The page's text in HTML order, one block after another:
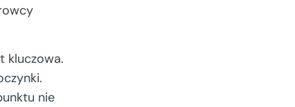
kluczowa.
nie